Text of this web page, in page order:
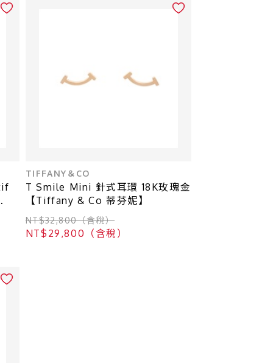
TIFFANY＆CO
T Smile Mini 針式耳環 18K玫瑰金
【Tiffany & Co 蒂芬妮】
NT$32,800（含稅）
NT$29,800（含稅）